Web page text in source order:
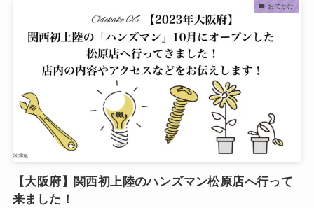
おでかけ
【大阪府】関西初上陸のハンズマン松原店へ行って
来ました！